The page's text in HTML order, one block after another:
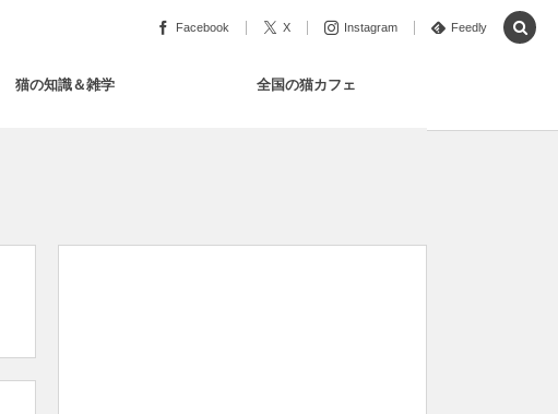
Facebook X Instagram Feedly
猫の知識＆雑学 全国の猫カフェ